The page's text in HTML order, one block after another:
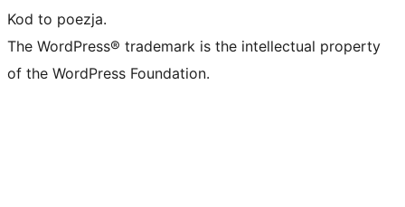
Kod to poezja.
The WordPress® trademark is the intellectual property
of the WordPress Foundation.